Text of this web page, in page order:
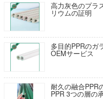
高力灰色のプラ
リウムの証明
多目的PPRのガ
OEMサービス
耐久の融合PPR
PPR 3つの層の